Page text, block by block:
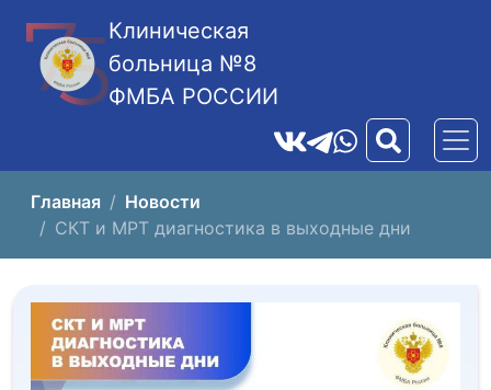
Клиническая
больница №8
ФМБА РОССИИ
Главная
Новости
СКТ и МРТ диагностика в выходные дни